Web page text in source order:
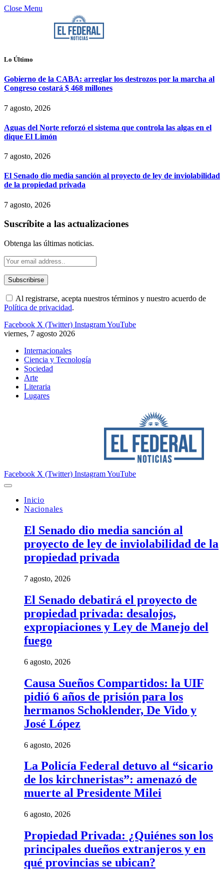
Close Menu
Lo Último
Gobierno de la CABA: arreglar los destrozos por la marcha al
Congreso costará $ 468 millones
7 agosto, 2026
Aguas del Norte reforzó el sistema que controla las algas en el
dique El Limón
7 agosto, 2026
El Senado dio media sanción al proyecto de ley de inviolabilidad
de la propiedad privada
7 agosto, 2026
Suscríbite a las actualizaciones
Obtenga las últimas noticias.
Al registrarse, acepta nuestros términos y nuestro acuerdo de
Política de privacidad.
Facebook X (Twitter) InstagramYouTube
viernes, 7 agosto 2026
Internacionales
Ciencia y Tecnología
Sociedad
Arte
Literaria
Lugares
Facebook X (Twitter) InstagramYouTube
Inicio
Nacionales
El Senado dio media sanción al
proyecto de ley de inviolabilidad de la
propiedad privada
7 agosto, 2026
El Senado debatirá el proyecto de
propiedad privada: desalojos,
expropiaciones y Ley de Manejo del
fuego
6 agosto, 2026
Causa Sueños Compartidos: la UIF
pidió 6 años de prisión para los
hermanos Schoklender, De Vido y
José López
6 agosto, 2026
La Policía Federal detuvo al “sicario
de los kirchneristas”: amenazó de
muerte al Presidente Milei
6 agosto, 2026
Propiedad Privada: ¿Quiénes son los
principales dueños extranjeros y en
qué provincias se ubican?